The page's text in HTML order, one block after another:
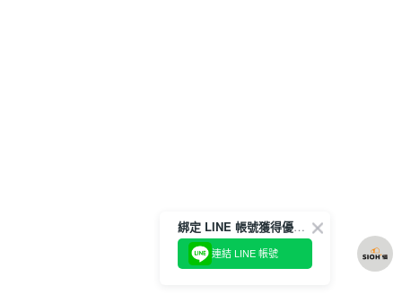
綁定 LINE 帳號獲得優惠券！
連結 LINE 帳號